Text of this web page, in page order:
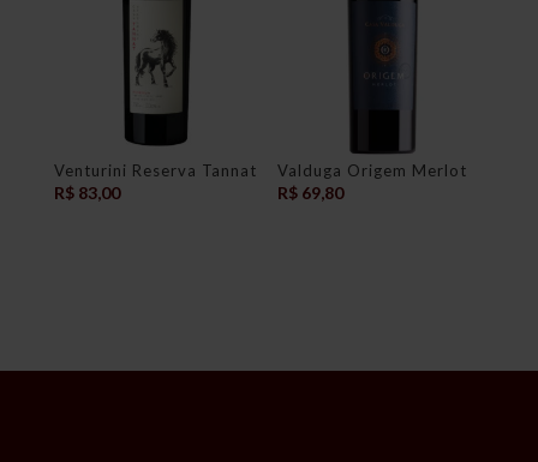
Venturini Reserva Tannat
R$83,00
Valduga Origem Merlot
R$ 69,80